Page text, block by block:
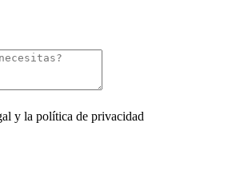
y la política de privacidad